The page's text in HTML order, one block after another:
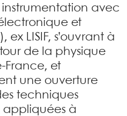
avec
et
LISIF, s’ouvrant à
de la physique
France, et
une ouverture
techniques
appliquées à